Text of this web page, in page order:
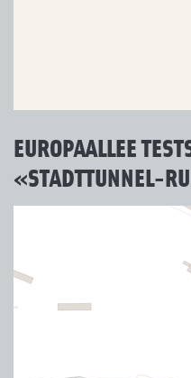
EUROPAALLEE
«STADTTUNNEL-